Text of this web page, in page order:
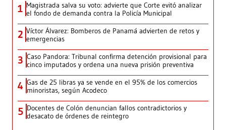
1 Magistrada salva su voto: advierte que Corte evitó analizar
el fondo de demanda contra la Policía Municipal
2 Víctor Álvarez: Bomberos de Panamá advierten de retos y
emergencias
3 Caso Pandora: Tribunal confirma detención provisional para
cinco imputados y ordena una nueva prisión preventiva
4 Gas de 25 libras ya se vende en el 95% de los comercios
minoristas, según Acodeco
5 Docentes de Colón denuncian fallos contradictorios y
desacato de órdenes de reintegro